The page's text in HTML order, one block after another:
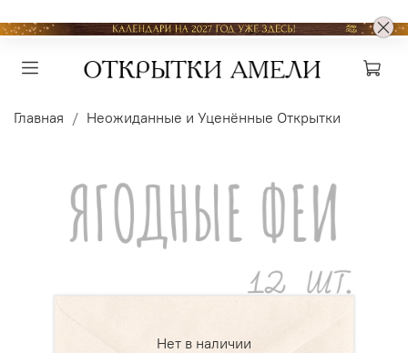
Главная Неожиданные и Уценённые Открытки
Нет в наличии